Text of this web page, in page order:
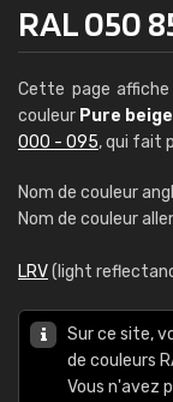
RAL 050
Cette page affiche
couleur Pure beige
000 - 095, qui fait
Nom de couleur
Nom de couleur
LRV(light
Sur ce site,
de couleurs
Vous n'avez